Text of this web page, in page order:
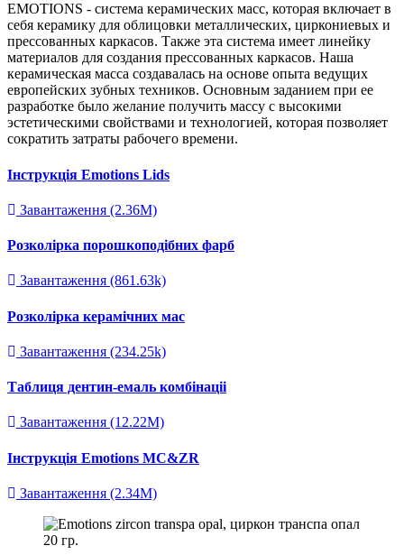
EMOTIONS - система керамических масс, которая включает в
себя керамику для облицовки металлических, циркониевых и
прессованных каркасов. Также эта система имеет линейку
материалов для создания прессованных каркасов. Наша
керамическая масса создавалась на основе опыта ведущих
европейских зубных техников. Основным заданием при ее
разработке было желание получить массу с высокими
эстетическими свойствами и технологией, которая позволяет
сократить затраты рабочего времени.
Інструкція Emotions Lids
Завантаження (2.36M)
Розколірка порошкоподібних фарб
Завантаження (861.63k)
Розколірка керамічних мас
Завантаження (234.25k)
Таблиця дентин-емаль комбінаціі
Завантаження (12.22M)
Інструкція Emotions MC&ZR
Завантаження (2.34M)